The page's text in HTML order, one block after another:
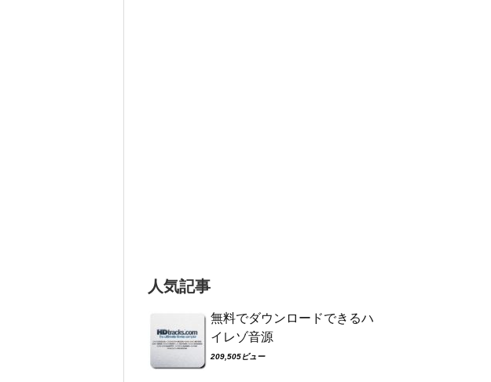
人気記事
無料でダウンロードできるハ
イレゾ音源
209,505ビュー